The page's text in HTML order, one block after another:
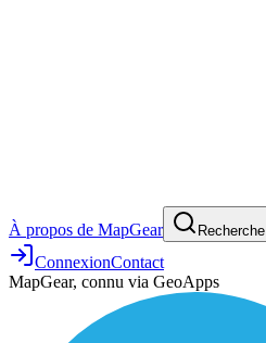
À propos de MapGear Recherche
ConnexionContact
MapGear, connu via GeoApps